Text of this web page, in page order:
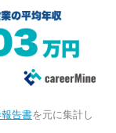
告書を元に集計し